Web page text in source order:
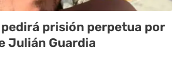
prisión perpetua por
Julián Guardia